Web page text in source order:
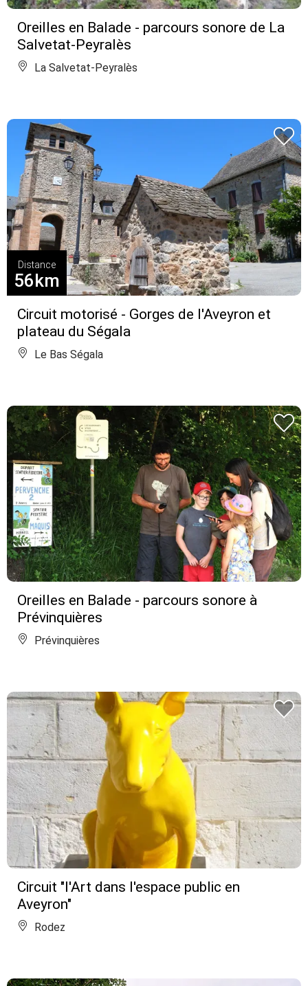
Oreilles en Balade - parcours sonore de La
Salvetat-Peyralès
La Salvetat-Peyralès
Circuit motorisé - Gorges de l'Aveyron et
plateau du Ségala
Distance
56km
Le Bas Ségala
Oreilles en Balade - parcours sonore à
Prévinquières
Prévinquières
Circuit "l'Art dans l'espace public en
Aveyron"
Rodez